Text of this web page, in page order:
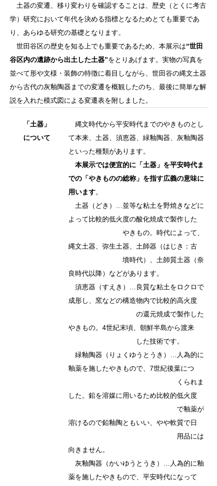
土器の変遷、移り変わりを確認することは、歴史（とくに考古
学）研究において年代を決める指標となるためとても重要であ
り、あらゆる研究の基礎となります。
世田谷区の歴史を知る上でも重要であるため、本展示は“世田
谷区内の遺跡から出土した土器”をとりあげます。実物の写真を
並べて形や文様・装飾の特徴に着目しながら、世田谷の縄文土器
から古代の灰釉陶器までの変遷を概観したのち、最後に簡単な解
説を入れた模式図による変遷表を附しました。
「土器」
について
縄文時代から平安時代までのやきものとし
て本来、土器、須恵器、緑釉陶器、灰釉陶器
といった種類があります。
本展示では便宜的に「土器」を平安時代ま
での「やきものの総称」を指す広義の意味に
用います。
土器（どき）…並等な粘土を野焼きなどに
よって比較的低火度の酸化焼成で製作した
やきもの。時代によって、
縄文土器、弥生土器、土師器（はじき：古
墳時代）、土師質土器（奈
良時代以降）などがあります。
須恵器（すえき）…良質な粘土をロクロで
成形し、窯などの構造物内で比較的高火度
の還元焼成で製作した
やきもの。4世紀末頃、朝鮮半島から渡来
した技術です。
緑釉陶器（りょくゆうとうき）…人為的に
釉薬を施したやきもので、7世紀後葉につ
くられま
した。鉛を溶媒に用いるため比較的低火度
で釉薬が
溶けるので鉛釉陶ともいい、やや軟質で日
用品には
向きません。
灰釉陶器（かいゆうとうき）…人為的に釉
薬を施したやきもので、平安時代になって